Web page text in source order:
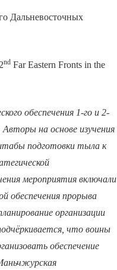
Дальневосточных
nd Far Eastern Fronts in the
обеспечения 1-го и 2-
на основе изучения
подготовки тыла к
мероприятия включали
обеспечения прорыва
организации
что воины
обеспечение